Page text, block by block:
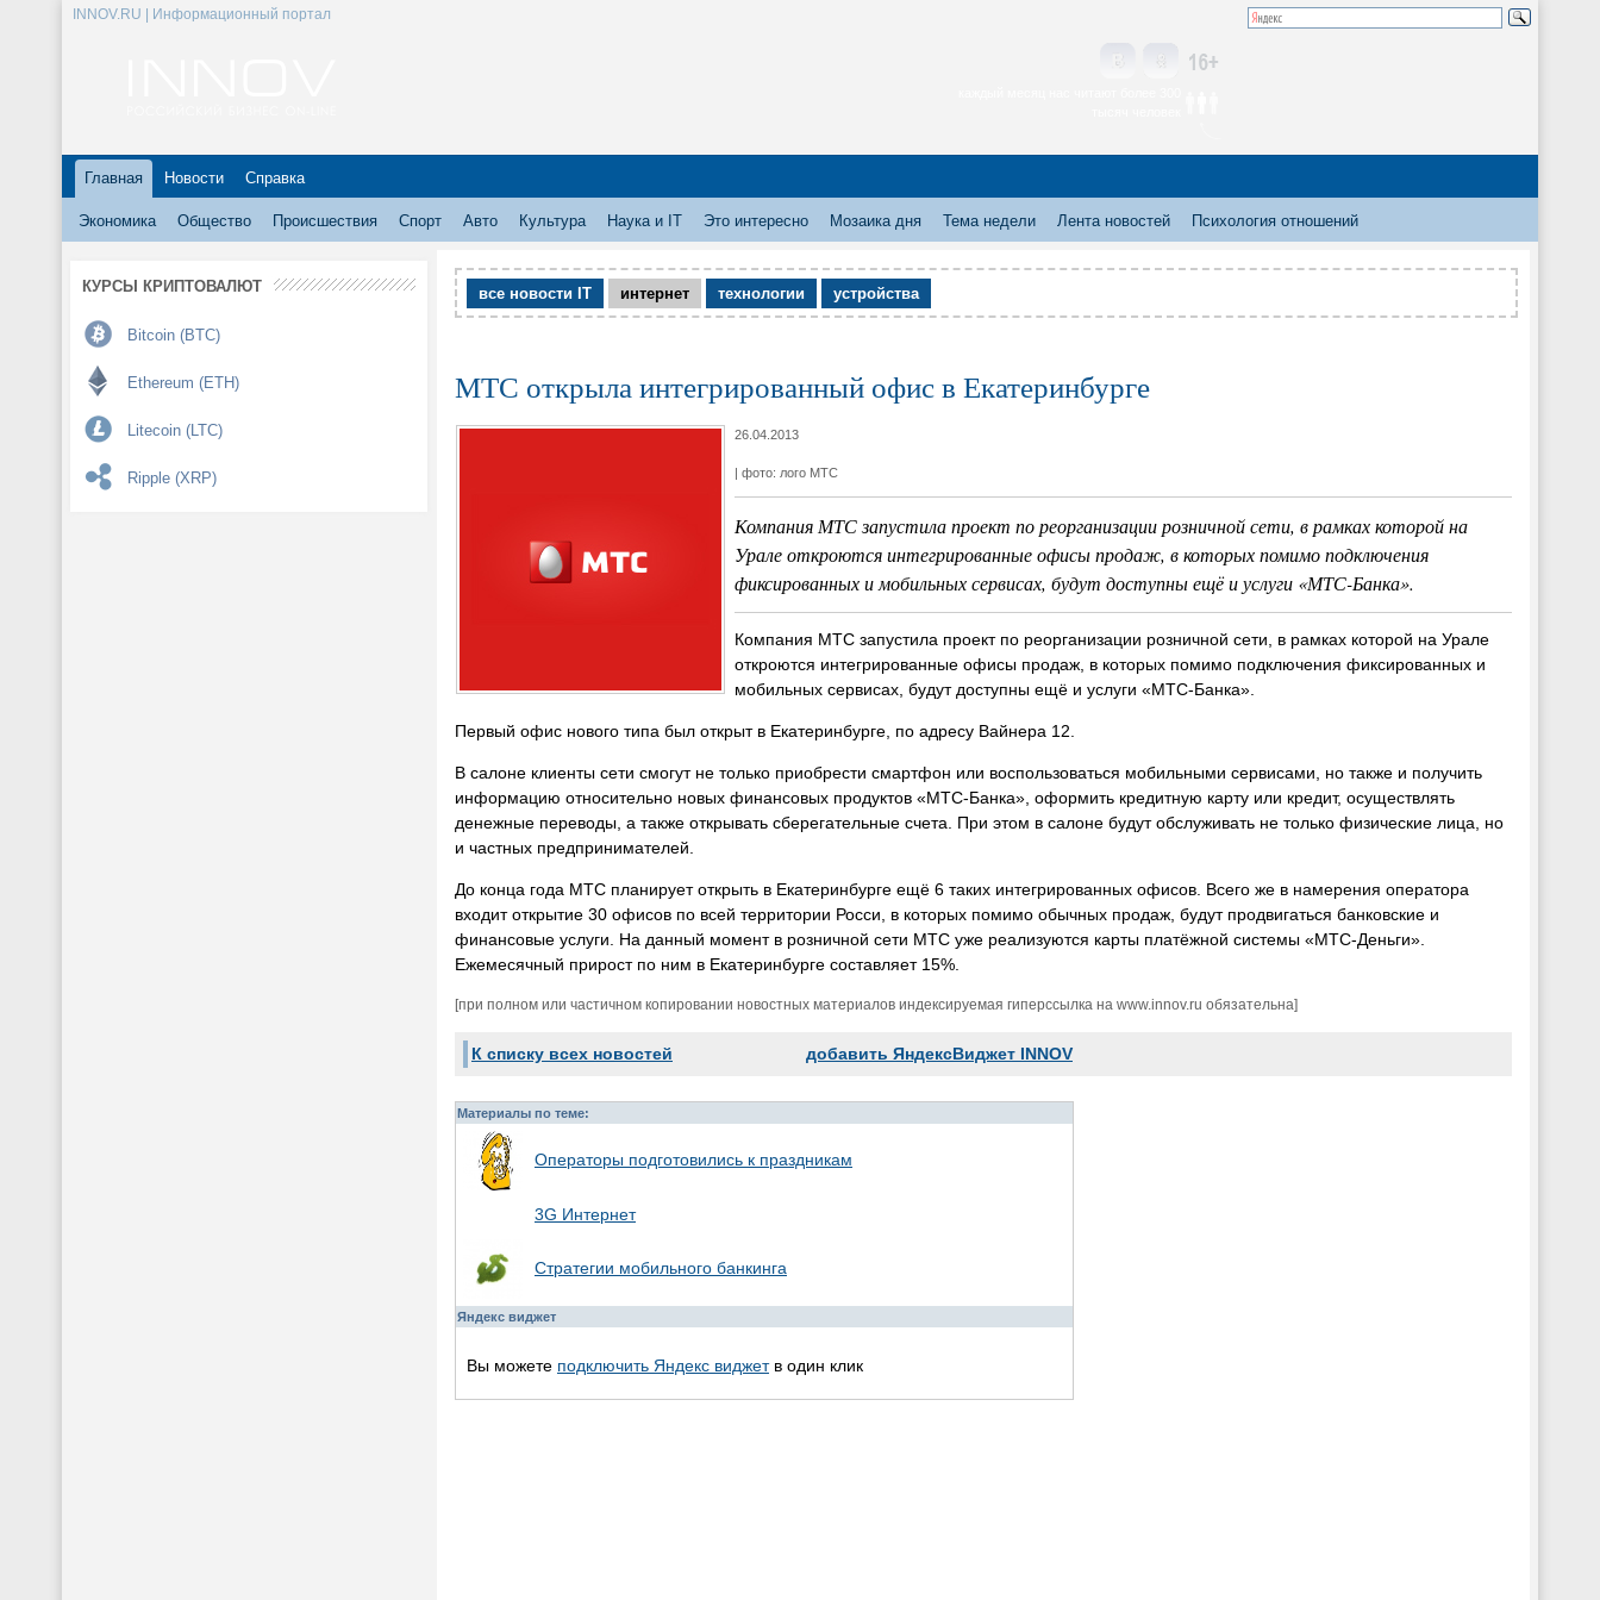
INNOV.RU | Информационный портал
Главная Новости Справка
Экономика Общество Происшествия Спорт Авто Культура Наука и IT Это интересно Мозаика дня Тема недели Лента новостей Психология отношений
КУРСЫ КРИПТОВАЛЮТ
Bitcoin (BTC)
Ethereum (ETH)
Litecoin (LTC)
Ripple (XRP)
все новости IT интернет технологии устройства
МТС открыла интегрированный офис в Екатеринбурге
26.04.2013
| фото: лого МТС
Компания МТС запустила проект по реорганизации розничной сети, в рамках которой на
Урале откроются интегрированные офисы продаж, в которых помимо подключения
фиксированных и мобильных сервисах, будут доступны ещё и услуги «МТС-Банка».
Компания МТС запустила проект по реорганизации розничной сети, в рамках которой на Урале
откроются интегрированные офисы продаж, в которых помимо подключения фиксированных и
мобильных сервисах, будут доступны ещё и услуги «МТС-Банка».
Первый офис нового типа был открыт в Екатеринбурге, по адресу Вайнера 12.
В салоне клиенты сети смогут не только приобрести смартфон или воспользоваться мобильными сервисами, но также и получить
информацию относительно новых финансовых продуктов «МТС-Банка», оформить кредитную карту или кредит, осуществлять
денежные переводы, а также открывать сберегательные счета. При этом в салоне будут обслуживать не только физические лица, но
и частных предпринимателей.
До конца года МТС планирует открыть в Екатеринбурге ещё 6 таких интегрированных офисов. Всего же в намерения оператора
входит открытие 30 офисов по всей территории Росси, в которых помимо обычных продаж, будут продвигаться банковские и
финансовые услуги. На данный момент в розничной сети МТС уже реализуются карты платёжной системы «МТС-Деньги».
Ежемесячный прирост по ним в Екатеринбурге составляет 15%.
[при полном или частичном копировании новостных материалов индексируемая гиперссылка на www.innov.ru обязательна]
К списку всех новостей добавить ЯндексВиджет INNOV
Материалы по теме:
Операторы подготовились к праздникам
3G Интернет
Стратегии мобильного банкинга
Яндекс виджет
Вы можете подключить Яндекс виджетв один клик